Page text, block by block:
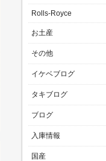
Rolls-Royce
お土産
その他
イケベブログ
タキブログ
ブログ
入庫情報
国産